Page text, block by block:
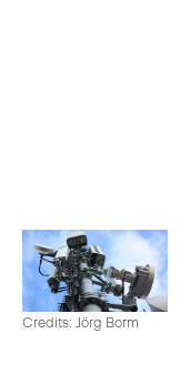
Credits: Jörg Borm